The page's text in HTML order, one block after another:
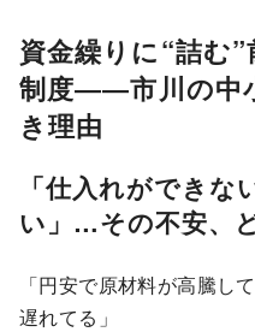
資金繰りに“詰む
制度――市川の中
き理由
「仕入れができな
い」…その不安、
「円安で原材料が高騰
遅れてる」